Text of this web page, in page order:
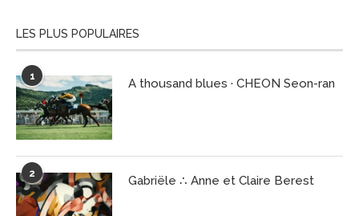
LES PLUS POPULAIRES
1 A thousand blues · CHEON Seon-ran
2 Gabriële ∴ Anne et Claire Berest